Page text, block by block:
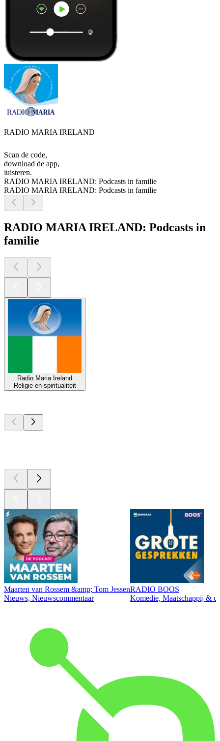
RADIO MARIA IRELAND
Scan de code,
download de app,
luisteren.
RADIO MARIA IRELAND: Podcasts in familie
RADIO MARIA IRELAND: Podcasts in familie
RADIO MARIA IRELAND: Podcasts in
familie
Radio Maria Ireland
Religie en spiritualiteit
Maarten van Rossem &amp; Tom Jessen
Nieuws, Nieuwscommentaar
RADIO BOOS
Komedie, Maatschappij &